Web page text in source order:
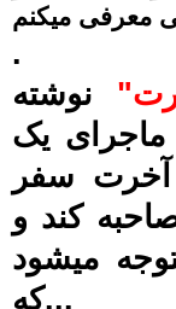
معرفی میکنم
.
نوشته
ماجرای یک
سفر
کند و
میشود
که...